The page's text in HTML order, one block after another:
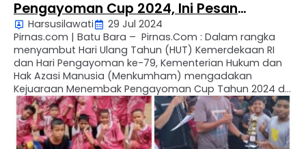
Pengayoman Cup 2024, Ini Pesan
Menkumham Yassona Laoly
Harsusilawati
29 Jul 2024
Pirnas.com | Batu Bara – Pirnas.Com : Dalam rangka
menyambut Hari Ulang Tahun (HUT) Kemerdekaan RI
dan Hari Pengayoman ke-79, Kementerian Hukum dan
Hak Azasi Manusia (Menkumham) mengadakan
Kejuaraan Menembak Pengayoman Cup Tahun 2024 di
Lapangan Tembak Senayan, Minggu (28/7/2024) pagi.
Dalam sambutannya, Menkumham Yasonna Laoly
menyatakan bahwa kejuaraan menembak dalam
rangka peringatan HUT RI …